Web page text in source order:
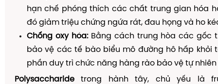
hạn chế phóng thích các chất trung gian hóa
đó giảm triệu chứng ngứa rát, đau họng và ho
Chống oxy hóa:Bằng cách trung hòa các gốc
bảo vệ các tế bào biểu mô đường hô hấp khỏi
phần duy trì chức năng hàng rào bảo vệ tự
Polysaccharide trong hành tây, chủ yếu là